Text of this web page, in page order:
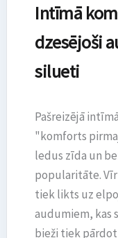
Intīmā
dzesējoši
silueti
Pašreizējā
"komforts
ledus zīda un
popularitāte.
tiek likts uz
audumiem, kas
bieži tiek